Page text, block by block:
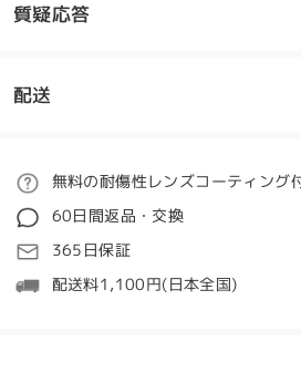
質疑応答
フレームについてご質問がある場合は
質問する
配送
ご注文
処理時間
5-7営業日
詳細
無料の耐傷性レンズコーティング
60日間返品・交換
365日保証
配送料1,100円(日本全国)